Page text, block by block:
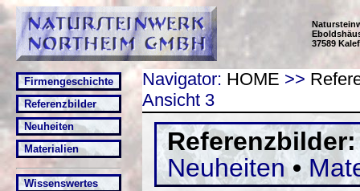
37589
Firmengeschichte
Referenzbilder
Neuheiten
Materialien
Wissenswertes
Navigator: HOME >>
Ansicht 3
Neuheiten•